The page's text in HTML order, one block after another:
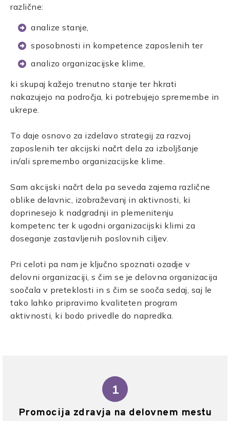
različne:
analize stanje,
sposobnosti in kompetence zaposlenih ter
analizo organizacijske klime,
ki skupaj kažejo trenutno stanje ter hkrati
nakazujejo na področja, ki potrebujejo spremembe in
ukrepe.
To daje osnovo za izdelavo strategij za razvoj
zaposlenih ter akcijski načrt dela za izboljšanje
in/ali spremembo organizacijske klime.
Sam akcijski načrt dela pa seveda zajema različne
oblike delavnic, izobraževanj in aktivnosti, ki
doprinesejo k nadgradnji in plemenitenju
kompetenc ter k ugodni organizacijski klimi za
doseganje zastavljenih poslovnih ciljev.
Pri celoti pa nam je ključno spoznati ozadje v
delovni organizaciji, s čim se je delovna organizacija
soočala v preteklosti in s čim se sooča sedaj, saj le
tako lahko pripravimo kvaliteten program
aktivnosti, ki bodo privedle do napredka.
1
Promocija zdravja na delovnem mestu